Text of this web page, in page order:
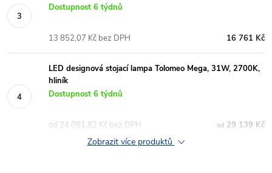
Dostupnost 6 týdnů
16 761 Kč
13 852,07 Kč bez DPH
LED designová stojací lampa Tolomeo Mega, 31W, 2700K,
hliník
Dostupnost 6 týdnů
od29 139 Kč
od 24 081,82 Kč bez DPH
Zobrazit více produktů